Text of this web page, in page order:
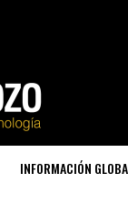
INFORMACIÓN